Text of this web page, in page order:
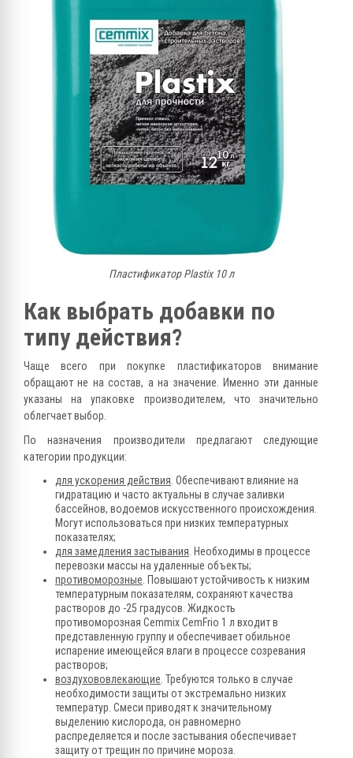
Пластификатор Plastix 10 л
Как выбрать добавки по
типу действия?
Чаще всего при покупке пластификаторов внимание
обращают не на состав, а на значение. Именно эти данные
указаны на упаковке производителем, что значительно
облегчает выбор.
По назначения производители предлагают следующие
категории продукции:
для ускорения действия . Обеспечивают влияние на
гидратацию и часто актуальны в случае заливки
бассейнов, водоемов искусственного происхождения.
Могут использоваться при низких температурных
показателях;
для замедления застывания . Необходимы в процессе
перевозки массы на удаленные объекты;
противоморозные . Повышают устойчивость к низким
температурным показателям, сохраняют качества
растворов до -25 градусов. Жидкость
противоморозная Cemmix CemFrio 1 л входит в
представленную группу и обеспечивает обильное
испарение имеющейся влаги в процессе созревания
растворов;
воздухововлекающие . Требуются только в случае
необходимости защиты от экстремально низких
температур. Смеси приводят к значительному
выделению кислорода, он равномерно
распределяется и после застывания обеспечивает
защиту от трещин по причине мороза.